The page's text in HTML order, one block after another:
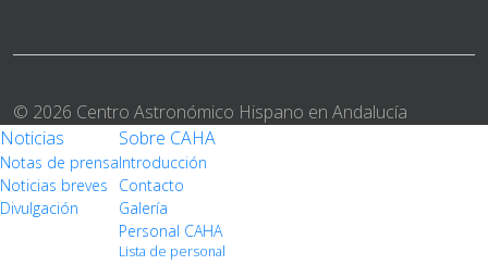
© 2026 Centro Astronómico Hispano en Andalucía
Noticias
Notas de prensa
Noticias breves
Divulgación
Sobre CAHA
Introducción
Contacto
Galería
Personal CAHA
Lista de personal